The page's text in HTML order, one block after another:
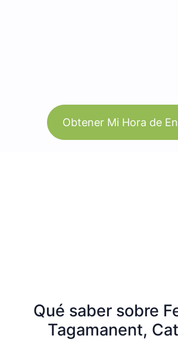
Obtener Mi Hora de
Qué saber sobre
Tagamanent,